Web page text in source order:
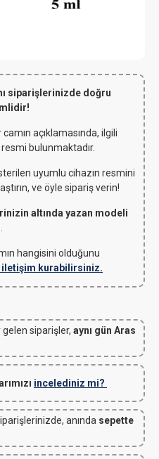
siparişlerinizde doğru
açıklamasında, ilgili
resmi bulunmaktadır.
uyumlu cihazın resmini
ve öyle sipariş verin!
altında yazan modeli
hangisini olduğunu
iletişim kurabilirsiniz.
siparişler, aynı gün Aras
incelediniz mi?
anında sepette